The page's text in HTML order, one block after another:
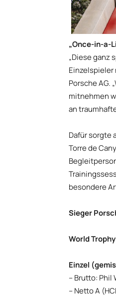
„Once-in-a-
„Diese ganz
Einzelspieler
Porsche AG.
mitnehmen
an
Dafür sorgte
Torre de
besondere
Sieger
World
Einzel
– Brutto: Phil
– Netto A